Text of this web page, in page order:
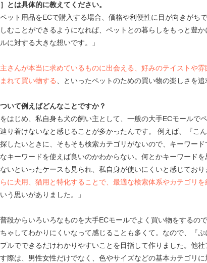
とは具体的に教えてください。
ット用品をECで購入する場合、価格や利便性に目が向きがち
むことができるようになれば、ペットとの暮らしをもっと豊か
に対する大きな想いです。」
主さんが本当に求めているものに出会える、好みのテイストや
れて買い物する
、といったペットのための買い物の楽しさを追
いて例えばどんなことですか？
はじめ、私自身も犬の飼い主として、一般の大手ECモールで
り着けないなと感じることが多かったんです。 例えば、『こ
したいときに、そもそも検索カテゴリがないので、キーワー
キーワードを使えば良いのかわからない。何とかキーワード
いといったケースも見られ、私自身が使いにくいと感じており
に犬用、猫用と特化することで、最適な検索体系やカテゴリ
う思いがありました。」
段からいろいろなものを大手ECモールでよく買い物をするの
ゃしてわかりにくいなって感じることも多くて。なので、『
ルでできるだけわかりやすいことを目指して作りました。他
際は、男性女性だけでなく、色やサイズなどの基本カテゴリ